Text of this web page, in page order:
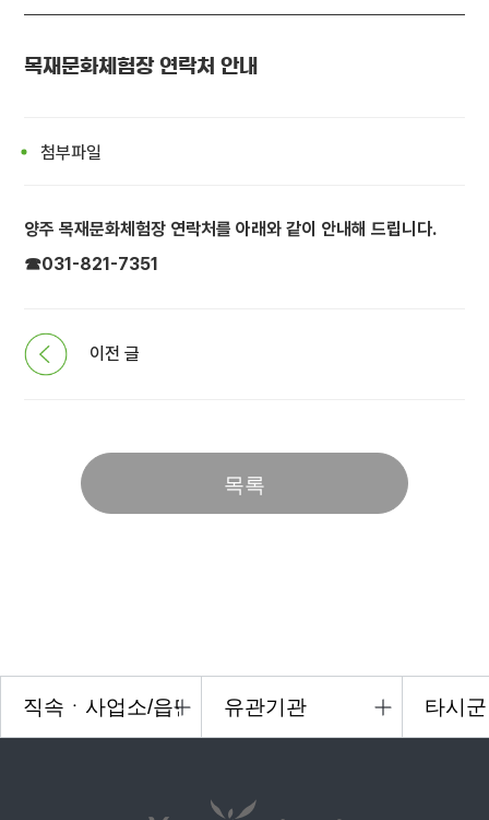
목재문화체험장 연락처 안내
첨부파일
양주 목재문화체험장 연락처를 아래와 같이 안내해 드립니다.
☎031-821-7351
이전 글
목록